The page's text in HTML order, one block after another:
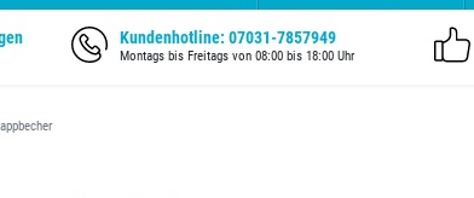
Kundenhotline: 07031-7857949
Montags bis Freitags von 08:00 bis 18:00 Uhr